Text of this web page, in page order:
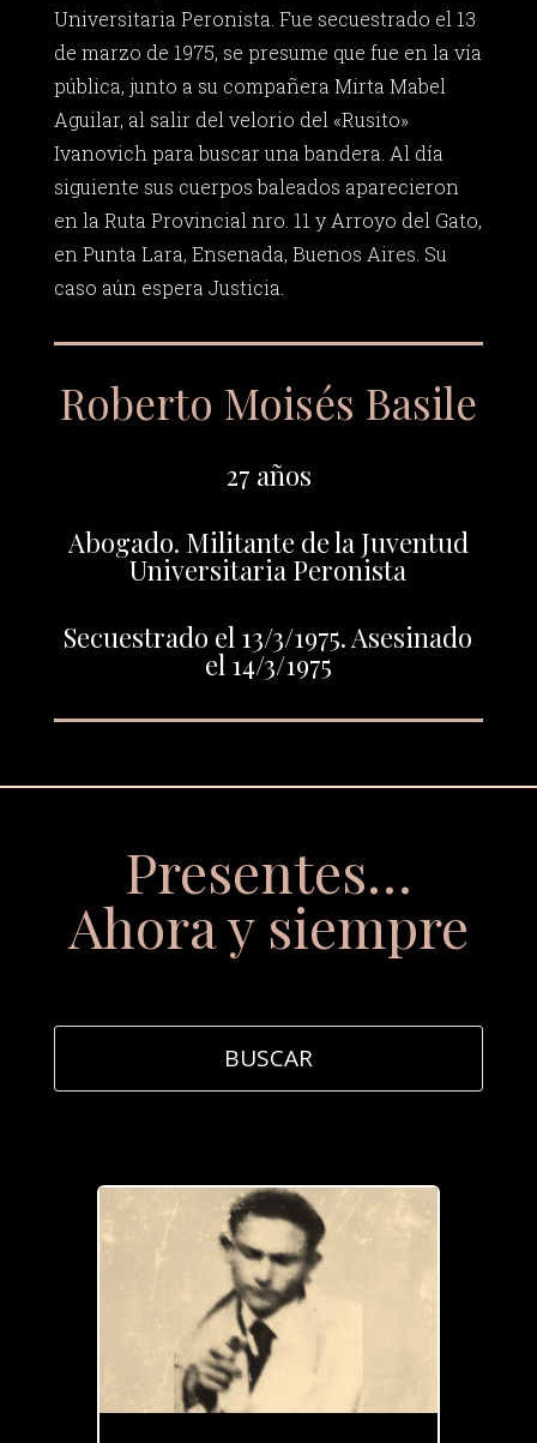
Universitaria Peronista. Fue secuestrado el 13
de marzo de 1975, se presume que fue en la vía
pública, junto a su compañera Mirta Mabel
Aguilar, al salir del velorio del «Rusito»
Ivanovich para buscar una bandera. Al día
siguiente sus cuerpos baleados aparecieron
en la Ruta Provincial nro. 11 y Arroyo del Gato,
en Punta Lara, Ensenada, Buenos Aires. Su
caso aún espera Justicia.
Roberto Moisés Basile
27 años
Abogado. Militante de la Juventud
Universitaria Peronista
Secuestrado el 13/3/1975. Asesinado
el 14/3/1975
Presentes…
Ahora y siempre